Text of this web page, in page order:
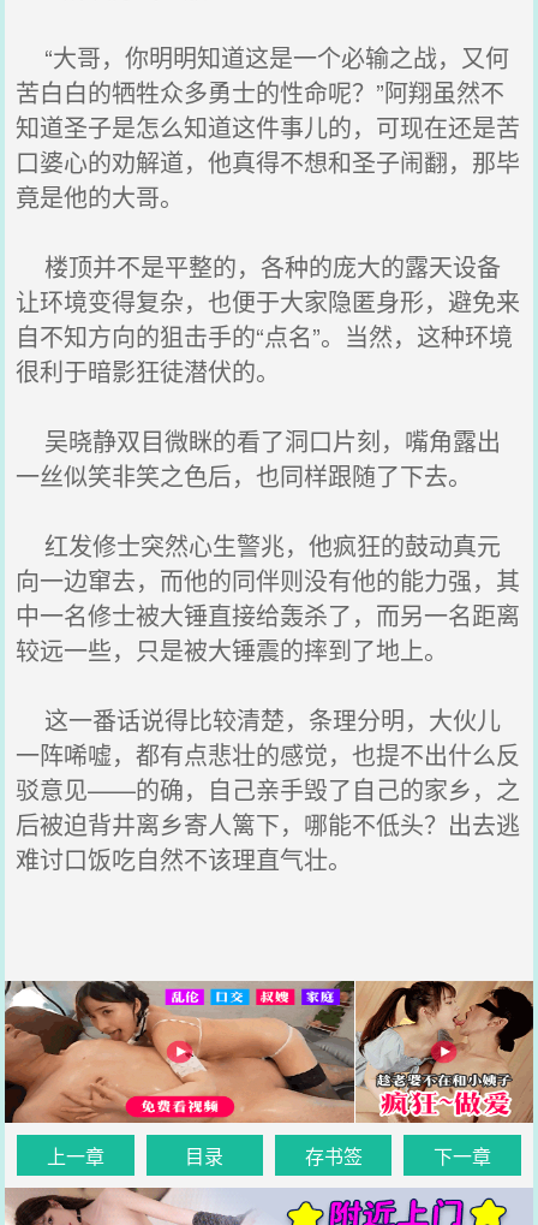
“大哥，你明明知道这是一个必输之战，又何
苦白白的牺牲众多勇士的性命呢？”阿翔虽然不
知道圣子是怎么知道这件事儿的，可现在还是苦
口婆心的劝解道，他真得不想和圣子闹翻，那毕
竟是他的大哥。
楼顶并不是平整的，各种的庞大的露天设备
让环境变得复杂，也便于大家隐匿身形，避免来
自不知方向的狙击手的“点名”。当然，这种环境
很利于暗影狂徒潜伏的。
吴晓静双目微眯的看了洞口片刻，嘴角露出
一丝似笑非笑之色后，也同样跟随了下去。
红发修士突然心生警兆，他疯狂的鼓动真元
向一边窜去，而他的同伴则没有他的能力强，其
中一名修士被大锤直接给轰杀了，而另一名距离
较远一些，只是被大锤震的摔到了地上。
这一番话说得比较清楚，条理分明，大伙儿
一阵唏嘘，都有点悲壮的感觉，也提不出什么反
驳意见——的确，自己亲手毁了自己的家乡，之
后被迫背井离乡寄人篱下，哪能不低头？出去逃
难讨口饭吃自然不该理直气壮。
上一章 目录 存书签 下一章